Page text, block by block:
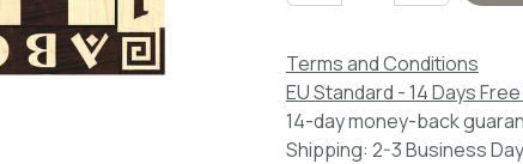
Terms and Conditions
EU Standard - 14 Days
14-day money-back
Shipping: 2-3 Business